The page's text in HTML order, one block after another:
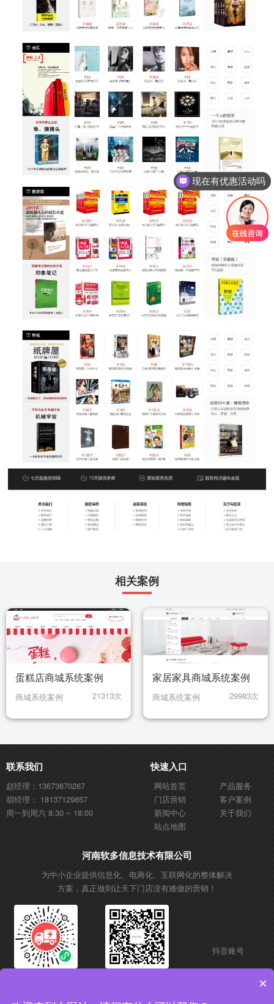
相关案例
蛋糕店商城系统案例
商城系统案例 21313次
家居家具商城系统案例
商城系统案例 29983次
联系我们
赵经理：13673670267
胡经理： 18137129857
周一到周六 8:30 ~ 18:00
快速入口
网站首页
产品服务
门店营销
客户案例
新闻中心
关于我们
站点地图
河南软多信息技术有限公司
为中小企业提供信息化、电商化、互联网化的整体解决
方案，真正做到让天下门店没有难做的营销！
抖音账号
现在有优惠活动吗
×